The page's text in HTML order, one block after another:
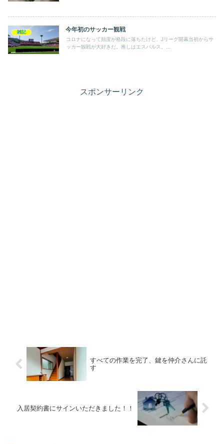
雑記 今年初のサッカー観戦
コロナになって頻度が格段に落ちたけど、Jリーグ開幕当初からサ
ッカー観戦が大好きだ。推しはエスパルス。...
スポンサーリンク
すべての作業を完了、鍵を仲介さんに託
す
入居契約書にサインいただきました！！